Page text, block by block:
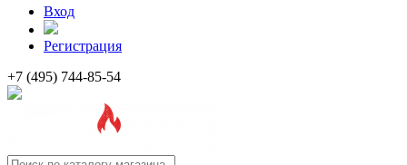
Вход
Регистрация
+7 (495) 744-85-54